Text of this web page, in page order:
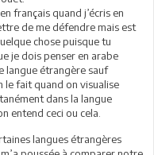
français quand j’écris en
de me défendre mais est
chose puisque tu
je dois penser en arabe
langue étrangère sauf
le fait quand on visualise
dans la langue
entend ceci ou cela.
langues étrangères